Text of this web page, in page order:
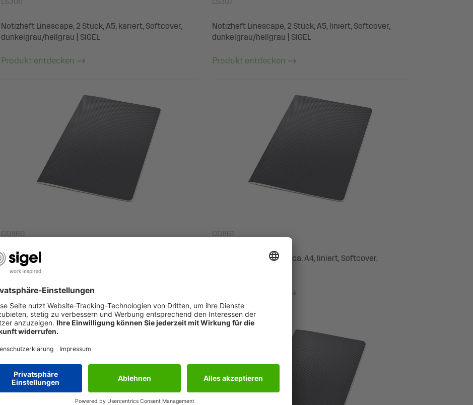
Notizheft Linescape, 2 Stück, A5, kariert, Softcover,
dunkelgrau/hellgrau | SIGEL
Produkt entdecken
Notizheft Linescape, 2 Stück, A5, liniert, Softcover,
dunkelgrau/hellgrau | SIGEL
Produkt entdecken
CO860
Notizheft Conceptum, ca. A4, kariert, Softcover,
schwarz | SIGEL
Produkt entdecken
CO861
Notizheft Conceptum, ca. A4, liniert, Softcover,